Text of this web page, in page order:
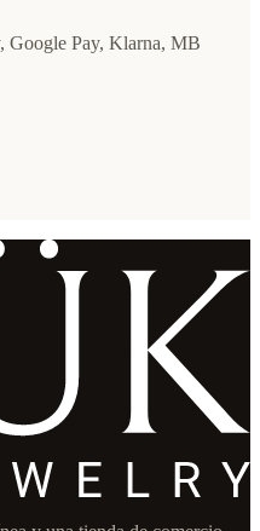
Google Pay, Klarna, MB